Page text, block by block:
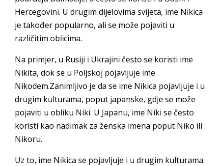
Hercegovini. U drugim dijelovima svijeta, ime Nikica
je također popularno, ali se može pojaviti u
različitim oblicima.
Na primjer, u Rusiji i Ukrajini često se koristi ime
Nikita, dok se u Poljskoj pojavljuje ime
Nikodem.Zanimljivo je da se ime Nikica pojavljuje i u
drugim kulturama, poput japanske, gdje se može
pojaviti u obliku Niki. U Japanu, ime Niki se često
koristi kao nadimak za ženska imena poput Niko ili
Nikoru.
Uz to, ime Nikica se pojavljuje i u drugim kulturama